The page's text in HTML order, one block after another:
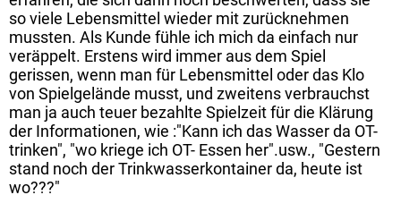
so viele Lebensmittel wieder mit zurücknehmen
mussten. Als Kunde fühle ich mich da einfach nur
veräppelt. Erstens wird immer aus dem Spiel
gerissen, wenn man für Lebensmittel oder das Klo
von Spielgelände musst, und zweitens verbrauchst
man ja auch teuer bezahlte Spielzeit für die Klärung
der Informationen, wie :"Kann ich das Wasser da OT-
trinken", "wo kriege ich OT- Essen her".usw., "Gestern
stand noch der Trinkwasserkontainer da, heute ist
wo???"